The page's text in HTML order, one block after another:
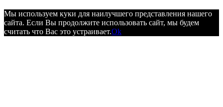
Мы используем куки для наилучшего представления нашего
сайта. Если Вы продолжите использовать сайт, мы будем
считать что Вас это устраивает.Ok